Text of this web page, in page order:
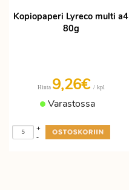
Kopiopaperi Lyreco multi a4
80g
Hinta 9,26€ / kpl
Varastossa
-
+